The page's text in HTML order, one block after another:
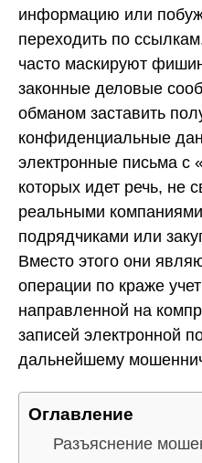
информацию или
переходить по
часто маскируют
законные деловые
обманом заставить
конфиденциальные
электронные письма с
которых идет речь, не
реальными
подрядчиками или
Вместо этого они
операции по краже
направленной на
записей электронной
дальнейшему
Оглавление
Разъяснение